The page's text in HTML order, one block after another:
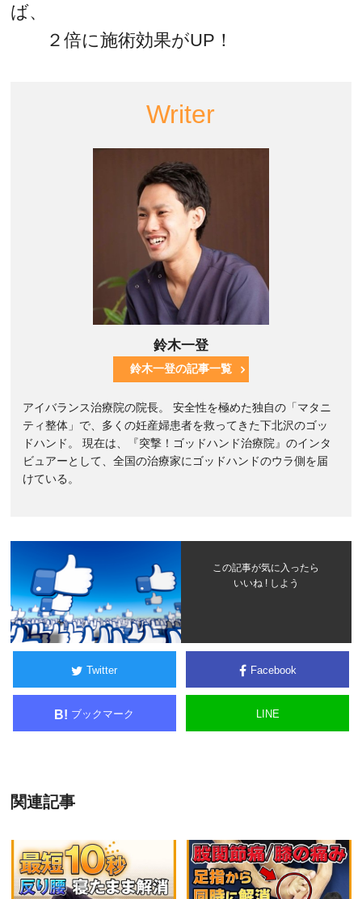
ば、
２倍に施術効果がUP！
Writer
鈴木一登
鈴木一登の記事一覧
アイバランス治療院の院長。 安全性を極めた独自の「マタニ
ティ整体」で、多くの妊産婦患者を救ってきた下北沢のゴッ
ドハンド。 現在は、『突撃！ゴッドハンド治療院』のインタ
ビュアーとして、全国の治療家にゴッドハンドのウラ側を届
けている。
この記事が気に入ったら
いいね ! しよう
Twitter Facebook
B! ブックマーク LINE
関連記事